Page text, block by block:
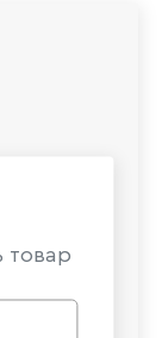
товар